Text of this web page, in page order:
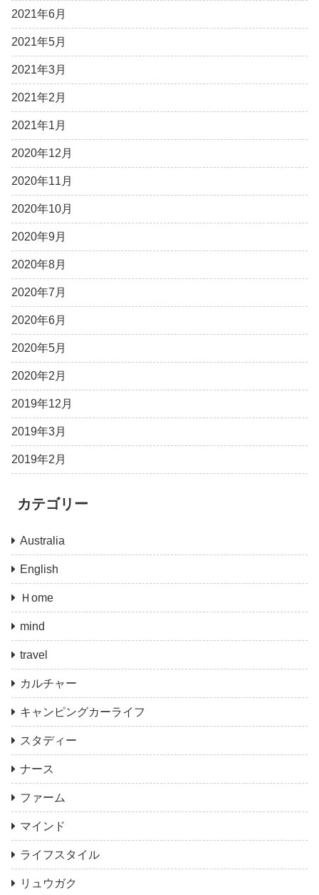
2021年6月
2021年5月
2021年3月
2021年2月
2021年1月
2020年12月
2020年11月
2020年10月
2020年9月
2020年8月
2020年7月
2020年6月
2020年5月
2020年2月
2019年12月
2019年3月
2019年2月
カテゴリー
Australia
English
Ｈome
mind
travel
カルチャー
キャンピングカーライフ
スタディー
ナース
ファーム
マインド
ライフスタイル
リュウガク